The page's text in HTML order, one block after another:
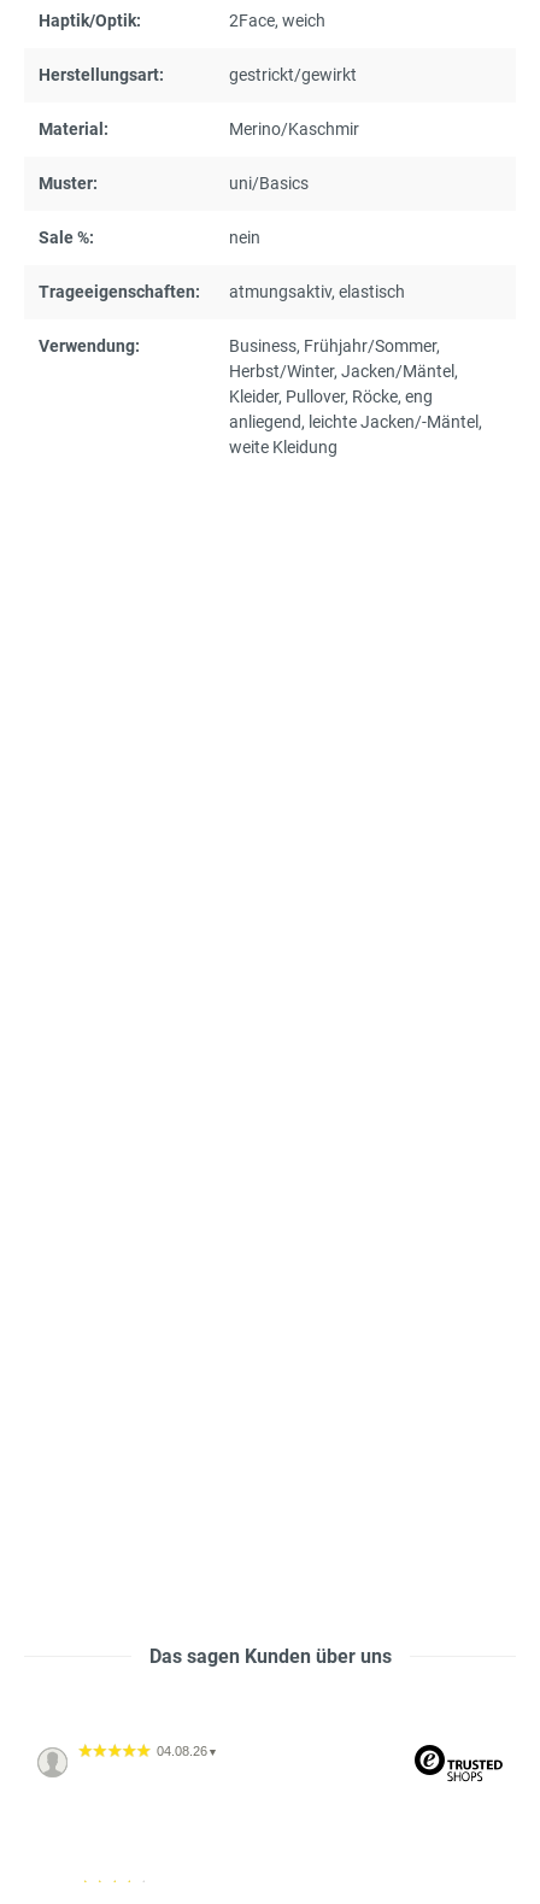
Haptik/Optik: 2Face, weich
Herstellungsart: gestrickt/gewirkt
Material: Merino/Kaschmir
Muster: uni/Basics
Sale %: nein
Trageeigenschaften: atmungsaktiv, elastisch
Verwendung: Business, Frühjahr/Sommer,
Herbst/Winter, Jacken/Mäntel ,
Kleider, Pullover, Röcke, eng
anliegend, leichte Jacken/-Mäntel ,
weite Kleidung
Das sagen Kunden über uns
04.08.26 ▼